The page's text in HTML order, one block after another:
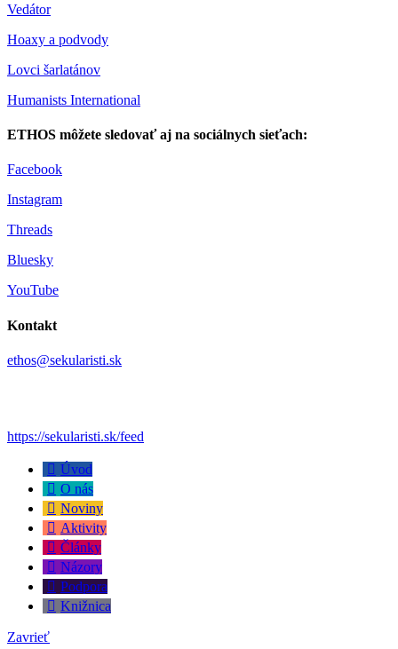
Vedátor
Hoaxy a podvody
Lovci šarlatánov
Humanists International
ETHOS môžete sledovať aj na sociálnych sieťach:
Facebook
Instagram
Threads
Bluesky
YouTube
Kontakt
ethos@sekularisti.sk
https://sekularisti.sk/feed
Úvod
O nás
Noviny
Aktivity
Články
Názory
Podpora
Knižnica
Zavrieť